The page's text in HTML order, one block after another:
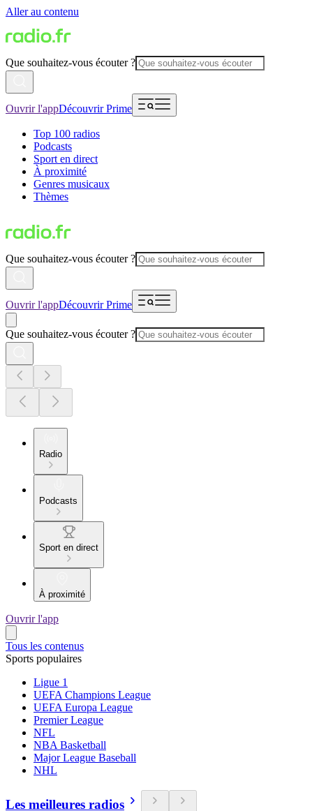
Aller au contenu
Que souhaitez-vous écouter ?
Ouvrir l'appDécouvrir Prime
Top 100 radios
Podcasts
Sport en direct
À proximité
Genres musicaux
Thèmes
Que souhaitez-vous écouter ?
Ouvrir l'appDécouvrir Prime
Que souhaitez-vous écouter ?
Radio
Podcasts
Sport en direct
À proximité
Ouvrir l'app
Tous les contenus
Sports populaires
Ligue 1
UEFA Champions League
UEFA Europa League
Premier League
NFL
NBA Basketball
Major League Baseball
NHL
Les meilleures radios